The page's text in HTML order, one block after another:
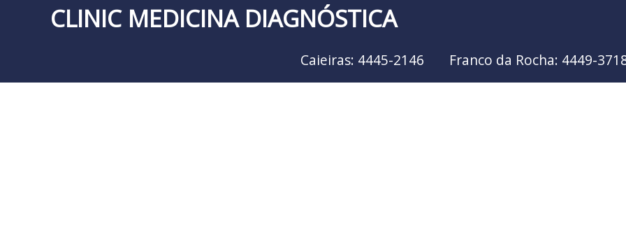
CLINIC MEDICINA DIAGNÓSTICA
Caieiras: 4445-2146 Franco da Rocha: 4449-